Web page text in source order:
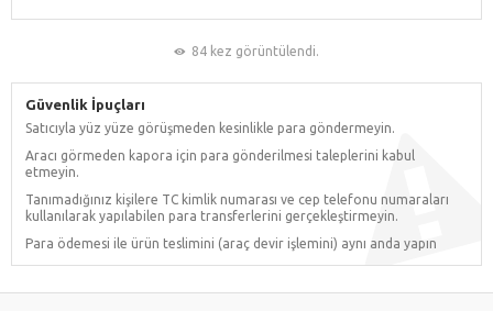
84 kez görüntülendi.
Güvenlik İpuçları
Satıcıyla yüz yüze görüşmeden kesinlikle para göndermeyin.
Aracı görmeden kapora için para gönderilmesi taleplerini kabul
etmeyin.
Tanımadığınız kişilere TC kimlik numarası ve cep telefonu numaraları
kullanılarak yapılabilen para transferlerini gerçekleştirmeyin.
Para ödemesi ile ürün teslimini (araç devir işlemini) aynı anda yapın